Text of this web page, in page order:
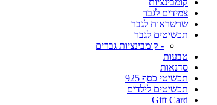
קומבינציות
צמידים לגבר
שרשראות לגבר
תכשיטים לגבר
- קומבינציות גברים
טבעות
סדנאות
תכשיטי כסף 925
תכשיטים לילדים
Gift Card